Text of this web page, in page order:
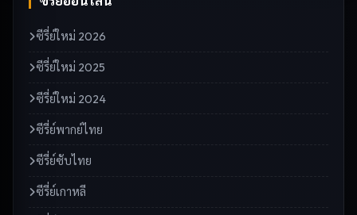
ซีรี่ย์ใหม่ 2026
ซีรี่ย์ใหม่ 2025
ซีรี่ย์ใหม่ 2024
ซีรี่ย์พากย์ไทย
ซีรี่ย์ซับไทย
ซีรี่ย์เกาหลี